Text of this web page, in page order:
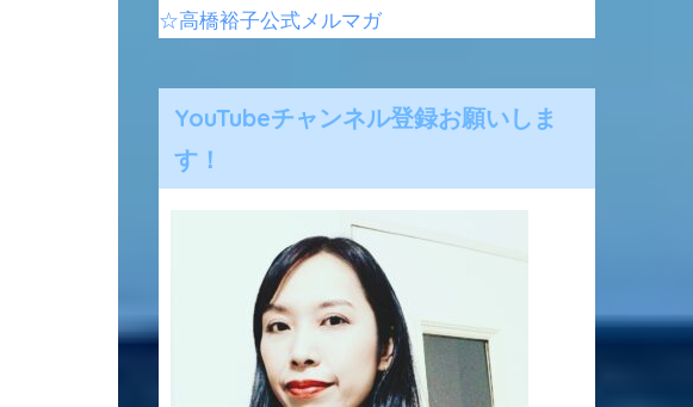
☆高橋裕子公式メルマガ
YouTubeチャンネル登録お願いしま
す！